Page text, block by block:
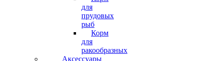
для
прудовых
рыб
Корм
для
ракообразных
Аксессуары